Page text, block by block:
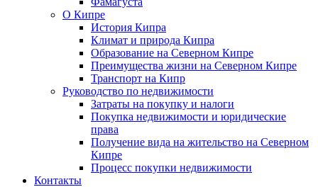
О Кипре
История Кипра
Климат и природа Кипра
Образование на Северном Кипре
Преимущества жизни на Северном Кипре
Транспорт на Кипр
Руководство по недвижимости
Затраты на покупку и налоги
Покупка недвижимости и юридические
права
Получение вида на жительство на Северном
Кипре
Процесс покупки недвижимости
Контакты